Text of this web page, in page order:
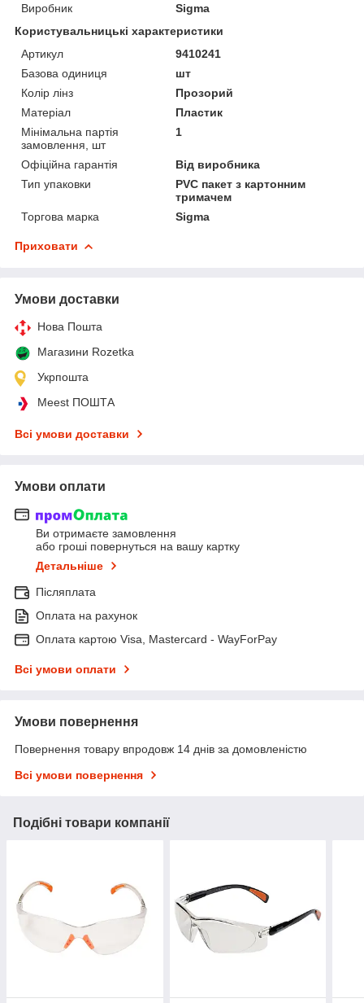
Виробник
Sigma
Користувальницькі характеристики
Артикул
9410241
Базова одиниця
шт
Колір лінз
Прозорий
Матеріал
Пластик
Мінімальна партія
замовлення, шт
1
Офіційна гарантія
Від виробника
Тип упаковки
PVC пакет з картонним
тримачем
Торгова марка
Sigma
Приховати
Умови доставки
Нова Пошта
Магазини Rozetka
Укрпошта
Meest ПОШТА
Всі умови доставки
Умови оплати
Ви отримаєте замовлення
або гроші повернуться на вашу картку
Детальніше
Післяплата
Оплата на рахунок
Оплата картою Visa, Mastercard - WayForPay
Всі умови оплати
Умови повернення
Повернення товару впродовж 14 днів за домовленістю
Всі умови повернення
Подібні товари компанії